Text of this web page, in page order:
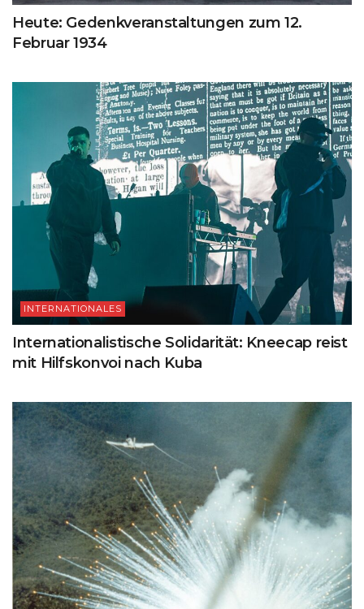
Heute: Gedenkveranstaltungen zum 12.
Februar 1934
INTERNATIONALES
Internationalistische Solidarität: Kneecap reist
mit Hilfskonvoi nach Kuba